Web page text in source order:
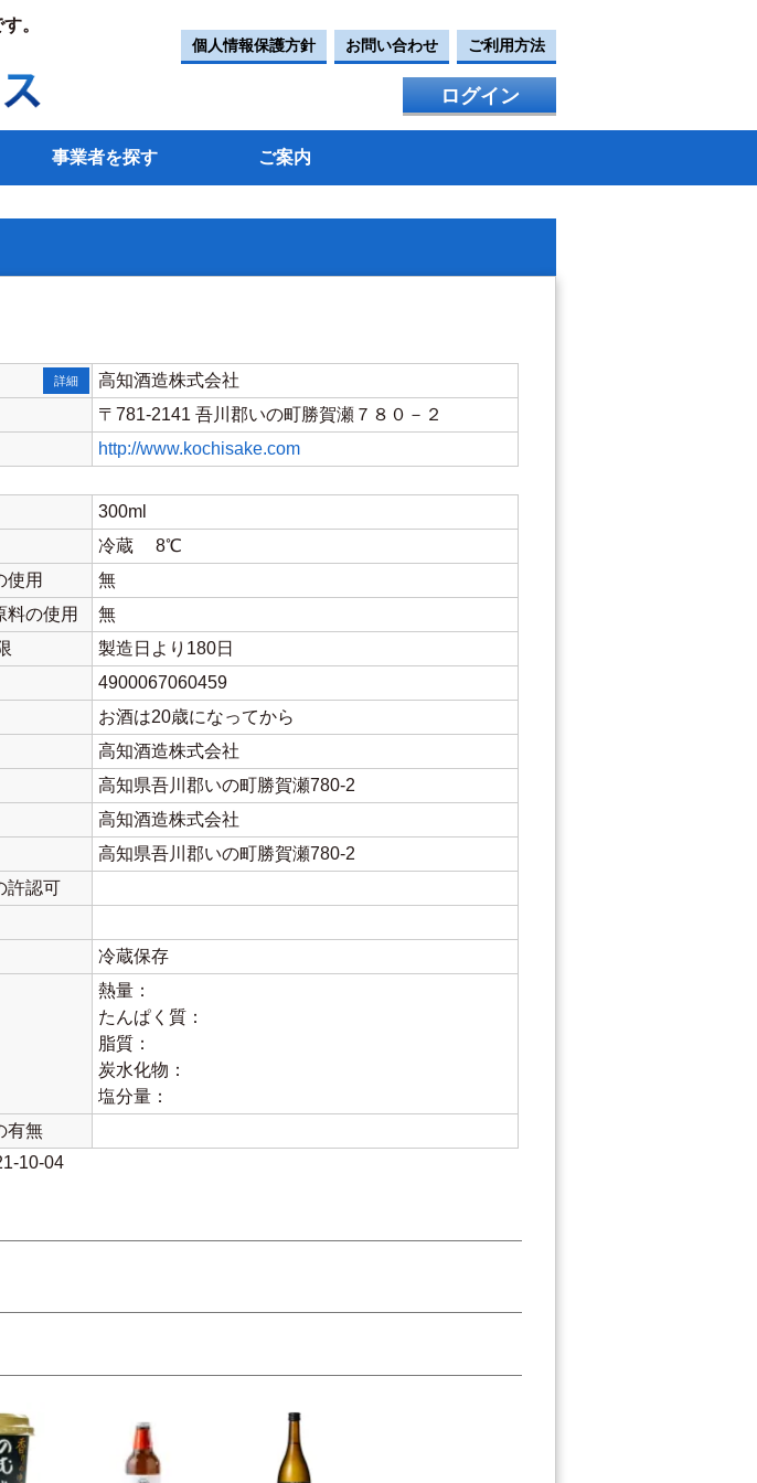
。
個人情報保護方針 お問い合わせ ご利用方法
ログイン
事業者を探す ご案内
詳細
高知酒造株式会社
〒781-2141 吾川郡いの町勝賀瀬７８０－２
http://www.kochisake.com
300ml
冷蔵 8℃
使用
無
料の使用
無
製造日より180日
4900067060459
お酒は20歳になってから
高知酒造株式会社
高知県吾川郡いの町勝賀瀬780-2
高知酒造株式会社
高知県吾川郡いの町勝賀瀬780-2
許認可
冷蔵保存
熱量：
たんぱく質：
脂質：
炭水化物：
塩分量：
有無
10-04